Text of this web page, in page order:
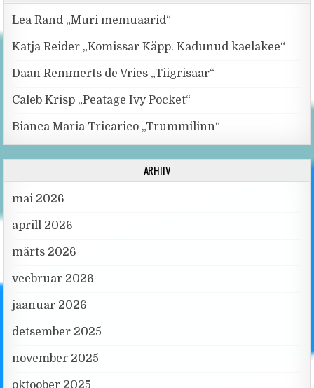
Lea Rand „Muri memuaarid“
Katja Reider „Komissar Käpp. Kadunud kaelakee“
Daan Remmerts de Vries „Tiigrisaar“
Caleb Krisp „Peatage Ivy Pocket“
Bianca Maria Tricarico „Trummilinn“
ARHIIV
mai 2026
aprill 2026
märts 2026
veebruar 2026
jaanuar 2026
detsember 2025
november 2025
oktoober 2025